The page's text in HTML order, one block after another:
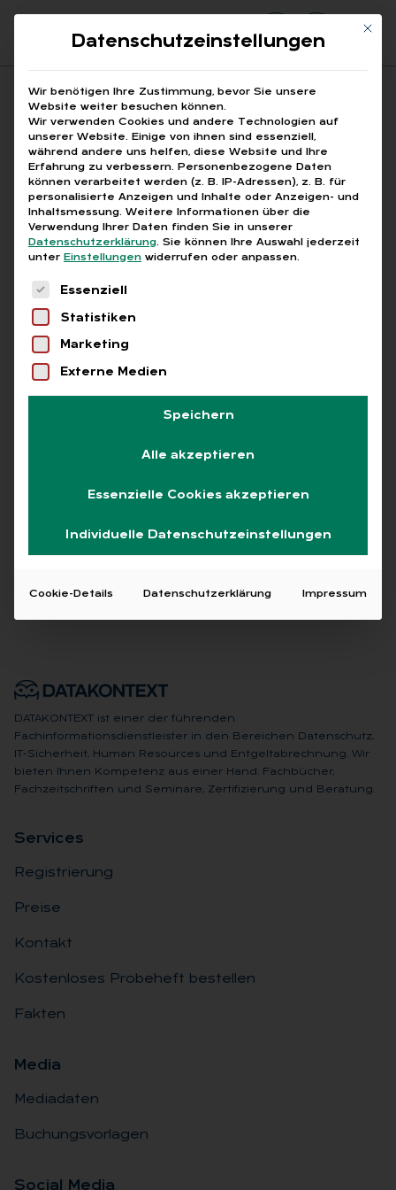
Suchfeld
Suchen
Breadcrumb-Navigation
STARTSEITE
BERUFSGENOSSENSCHAFT BEITRAGSBESCHEID …
Alle Bei­trä­ge mit dem
Schlag­wort „Be­rufs­ge­
nos­sen­schaft Bei­trags­
be­scheid Prü­fung“
Free Abo
DATAKONTEXT ist einer der führenden
Fachinformationsdienstleister in den Bereichen Datenschutz,
IT-Sicherheit, Human Resources und Entgeltabrechnung. Wir
bieten Ihnen Kompetenz aus einer Hand: Fachbücher,
Fachzeitschriften und Seminare, Zertifizierung und Beratung.
Ser­vices
Registrierung
Preise
Kontakt
Kostenloses Probeheft bestellen
Fakten
Me­dia
Mediadaten
Buchungsvorlagen
So­ci­al Me­dia
Mit
Datenschutzeinstellungen
Wir benötigen Ihre Zustimmung, bevor Sie unsere
Website weiter besuchen können.
Wir verwenden Cookies und andere Technologien auf
unserer Website. Einige von ihnen sind essenziell,
während andere uns helfen, diese Website und Ihre
Erfahrung zu verbessern. Personenbezogene Daten
können verarbeitet werden (z. B. IP-Adressen), z. B. für
personalisierte Anzeigen und Inhalte oder Anzeigen- und
Inhaltsmessung. Weitere Informationen über die
Verwendung Ihrer Daten finden Sie in unserer
Datenschutzerklärung. Sie können Ihre Auswahl jederzeit
unter Einstellungen widerrufen oder anpassen.
Es folgt eine Liste der Service-Gruppen, für
Essenziell
Statistiken
Marketing
Externe Medien
Speichern
Alle akzeptieren
Essenzielle Cookies akzeptieren
Individuelle Datenschutzeinstellungen
Cookie-Details Datenschutzerklärung Impressum